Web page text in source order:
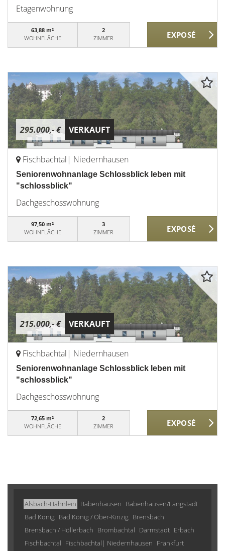
Etagenwohnung
63,88 m²
WOHNFLÄCHE
2
ZIMMER
295.000,- € VERKAUFT
Fischbachtal| Niedernhausen
Seniorenwohnanlage Schlossblick leben mit
"schlossblick"
Dachgeschosswohnung
97,50 m²
WOHNFLÄCHE
3
ZIMMER
215.000,- € VERKAUFT
Fischbachtal| Niedernhausen
Seniorenwohnanlage Schlossblick leben mit
"schlossblick"
Dachgeschosswohnung
72,65 m²
WOHNFLÄCHE
2
ZIMMER
Alsbach-Hähnlein Babenhausen Babenhausen/Langstadt
Bad König Bad König / Ober-Kinzig Brensbach
Brensbach / Höllerbach Brombachtal Darmstadt Erbach
Fischbachtal Fischbachtal| Niedernhausen Frankfurt